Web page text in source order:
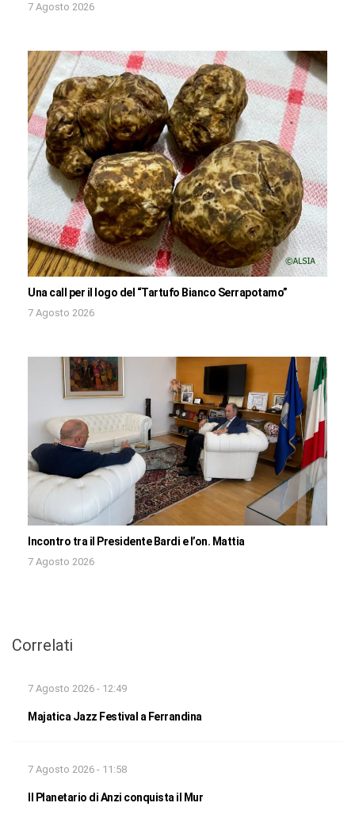
7 Agosto 2026
Una call per il logo del “Tartufo Bianco Serrapotamo”
7 Agosto 2026
Incontro tra il Presidente Bardi e l’on. Mattia
7 Agosto 2026
Correlati
7 Agosto 2026 - 12:49
Majatica Jazz Festival a Ferrandina
7 Agosto 2026 - 11:58
Il Planetario di Anzi conquista il Mur